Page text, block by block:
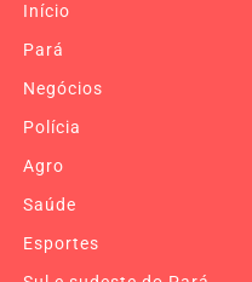
Início
Pará
Negócios
Polícia
Agro
Saúde
Esportes